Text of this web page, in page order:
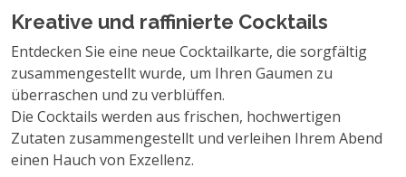
Kreative und raffinierte Cocktails
Entdecken Sie eine neue Cocktailkarte, die sorgfältig
zusammengestellt wurde, um Ihren Gaumen zu
überraschen und zu verblüffen.
Die Cocktails werden aus frischen, hochwertigen
Zutaten zusammengestellt und verleihen Ihrem Abend
einen Hauch von Exzellenz.